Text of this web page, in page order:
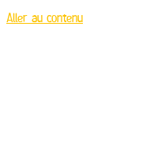
Aller au contenu